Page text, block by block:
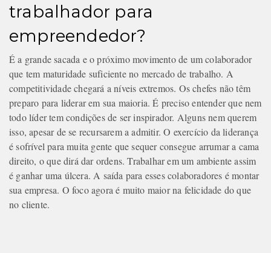
trabalhador para
empreendedor?
É a grande sacada e o próximo movimento de um colaborador
que tem maturidade suficiente no mercado de trabalho. A
competitividade chegará a níveis extremos. Os chefes não têm
preparo para liderar em sua maioria. É preciso entender que nem
todo líder tem condições de ser inspirador. Alguns nem querem
isso, apesar de se recursarem a admitir. O exercício da liderança
é sofrível para muita gente que sequer consegue arrumar a cama
direito, o que dirá dar ordens. Trabalhar em um ambiente assim
é ganhar uma úlcera. A saída para esses colaboradores é montar
sua empresa. O foco agora é muito maior na felicidade do que
no cliente.